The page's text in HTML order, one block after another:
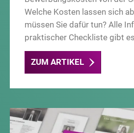
Welche Kosten lassen sich
müssen Sie dafür tun? Alle
praktischer Checkliste gibt
ZUM ARTIKEL